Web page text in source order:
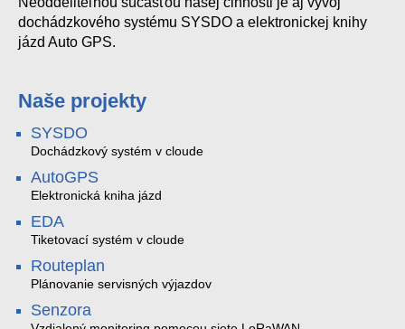
dochádzkového systému SYSDO a elektronickej knihy
jázd Auto GPS.
Naše projekty
SYSDO
Dochádzkový systém v cloude
AutoGPS
Elektronická kniha jázd
EDA
Tiketovací systém v cloude
Routeplan
Plánovanie servisných výjazdov
Senzora